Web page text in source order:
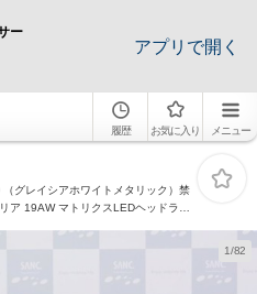
ー
アプリで開く
履歴 お気に入り メニュー
グレイシアホワイトメタリック）禁
ア 19AW マトリクスLEDヘッドライ
1/82